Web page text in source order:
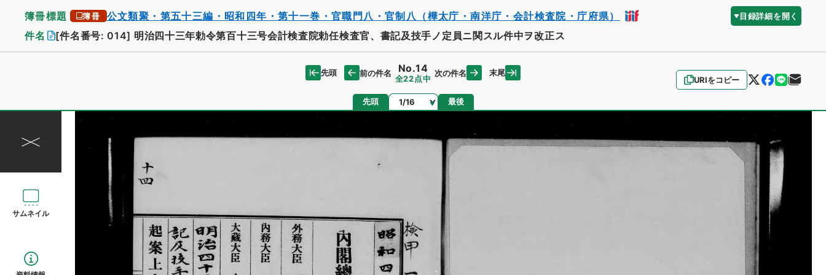
簿冊標題 簿冊 公文類聚・第五十三編・昭和四年・第十一巻・官職門八・官制八（樺太庁・南洋庁・会計検査院・庁府県） 目録詳細を開く
件名 [件名番号: 014] 明治四十三年勅令第百十三号会計検査院勅任検査官、書記及技手ノ定員ニ関スル件中ヲ改正ス
URIをコピー
先頭 前の件名 No.14
全22点中
次の件名 末尾
先頭 ページ 最後
サムネイル